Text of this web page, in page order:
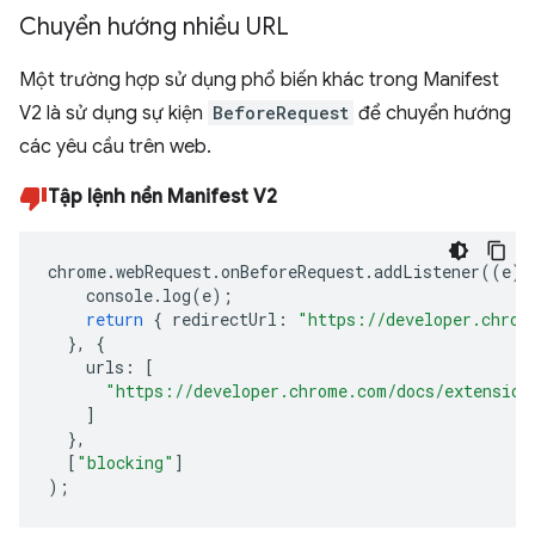
Chuyển hướng nhiều URL
Một trường hợp sử dụng phổ biến khác trong Manifest
V2 là sử dụng sự kiện BeforeRequest để chuyển hướng
các yêu cầu trên web.
Tập lệnh nền Manifest V2
chrome.webRequest .onBeforeRequest .addListener((e)
console. log(e);
return { redirectUrl :
"https://
},
{
urls :
[
"https://developer.chrome.com/docs/
]
},
[ "blocking" ]
);